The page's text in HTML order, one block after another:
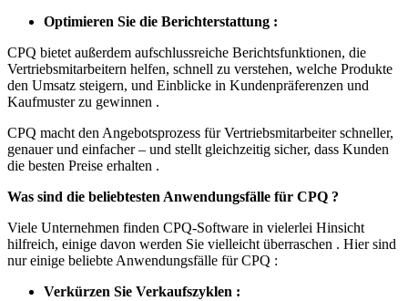
Optimieren Sie die Berichterstattung :
CPQ bietet außerdem aufschlussreiche Berichtsfunktionen, die
Vertriebsmitarbeitern helfen, schnell zu verstehen, welche Produkte
den Umsatz steigern, und Einblicke in Kundenpräferenzen und
Kaufmuster zu gewinnen .
CPQ macht den Angebotsprozess für Vertriebsmitarbeiter schneller,
genauer und einfacher – und stellt gleichzeitig sicher, dass Kunden
die besten Preise erhalten .
Was sind die beliebtesten Anwendungsfälle für CPQ ?
Viele Unternehmen finden CPQ-Software in vielerlei Hinsicht
hilfreich, einige davon werden Sie vielleicht überraschen . Hier sind
nur einige beliebte Anwendungsfälle für CPQ :
Verkürzen Sie Verkaufszyklen :